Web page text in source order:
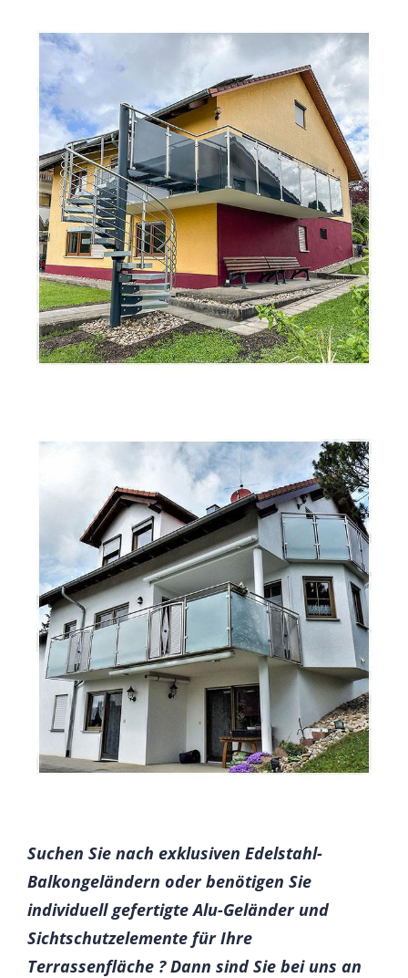
Suchen Sie nach exklusiven Edelstahl-
Balkongeländern oder benötigen Sie
individuell gefertigte Alu-Geländer und
Sichtschutzelemente für Ihre
Terrassenfläche ? Dann sind Sie bei uns an